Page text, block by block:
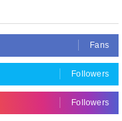
Followers
Followers